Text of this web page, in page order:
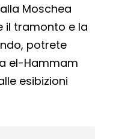
Moschea
il tramonto e la
potrete
el-Hammam
esibizioni